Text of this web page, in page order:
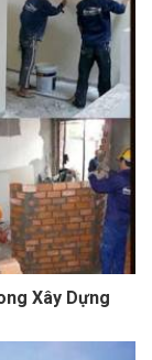
Xây Dựng